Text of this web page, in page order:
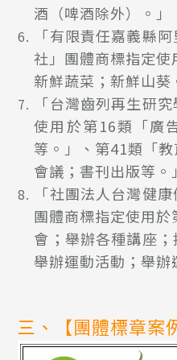
酒（啤酒除外）。」
「有限責任嘉義縣
社」團體商標指定使
新鮮蔬菜；新鮮山葵
「台灣齒列再生研
使用於第16類「廣
等。」、第41類「
會議；書刊出版等。」
「社團法人台灣健
團體商標指定使用
會；舉辦各種講座
舉辦運動活動；舉辦
三、【團體標章案